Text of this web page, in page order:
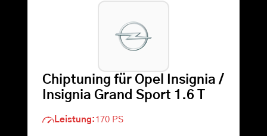
Warenkorb
Chiptuning für Opel Insignia /
Insignia Grand Sport 1.6 T
Leistung: 170 PS